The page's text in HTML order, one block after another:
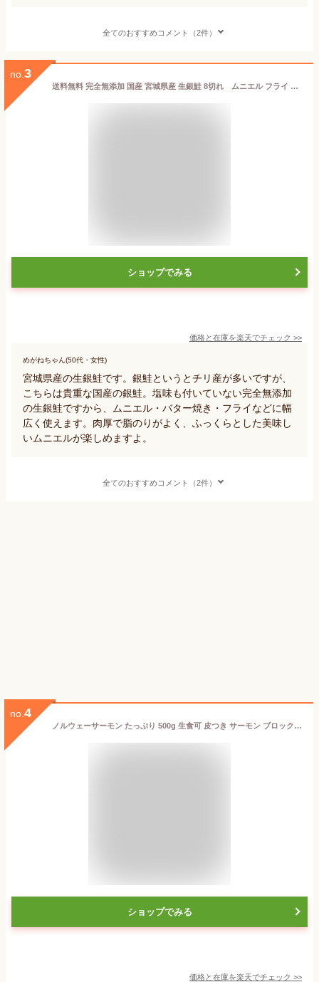
全てのおすすめコメント（2件）
no. 3
送料無料 完全無添加 国産 宮城県産 生銀鮭 8切れ ムニエル フライ バター焼きなどに カルパッチョ 生食用
ショップでみる
価格と在庫を楽天でチェック >>
めがねちゃん(50代・女性)
宮城県産の生銀鮭です。銀鮭というとチリ産が多いですが、
こちらは貴重な国産の銀鮭。塩味も付いていない完全無添加
の生銀鮭ですから、ムニエル・バター焼き・フライなどに幅
広く使えます。肉厚で脂のりがよく、ふっくらとした美味し
いムニエルが楽しめますよ。
全てのおすすめコメント（2件）
no. 4
ノルウェーサーモン たっぷり 500g 生食可 皮つき サーモン ブロック 国内加工 沼津市 まるが水産 真空 冷凍 サーモン お得 特大 刺身 寿司 お買い得 お得 【SANKO MARKETING FOODS】 【お刺身】
ショップでみる
価格と在庫を楽天でチェック >>